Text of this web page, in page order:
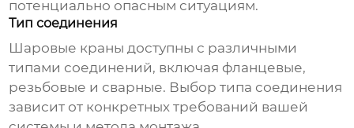
потенциально опасным ситуациям.
Тип соединения
Шаровые краны доступны с различными
типами соединений, включая фланцевые,
резьбовые и сварные. Выбор типа соединения
зависит от конкретных требований вашей